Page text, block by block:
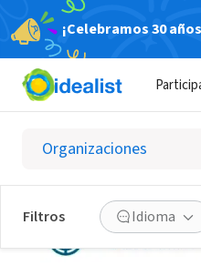
¡Celebramos 30
Filtros Idioma